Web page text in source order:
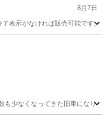
8月7日
表示がなければ販売可能です
少なくなってきた旧車になり